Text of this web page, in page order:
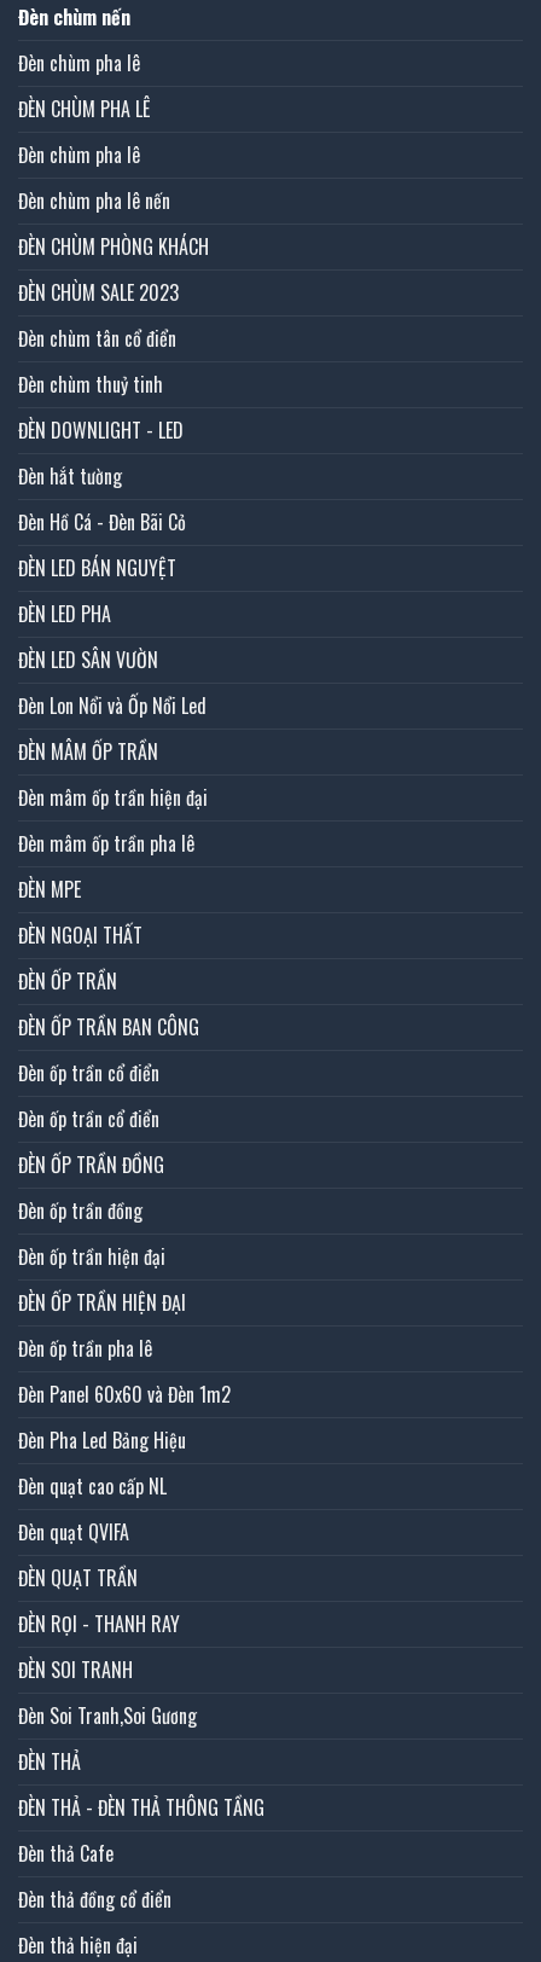
Đèn chùm nến
Đèn chùm pha lê
ĐÈN CHÙM PHA LÊ
Đèn chùm pha lê
Đèn chùm pha lê nến
ĐÈN CHÙM PHÒNG KHÁCH
ĐÈN CHÙM SALE 2023
Đèn chùm tân cổ điển
Đèn chùm thuỷ tinh
ĐÈN DOWNLIGHT - LED
Đèn hắt tường
Đèn Hồ Cá - Đèn Bãi Cỏ
ĐÈN LED BÁN NGUYỆT
ĐÈN LED PHA
ĐÈN LED SÂN VƯỜN
Đèn Lon Nổi và Ốp Nổi Led
ĐÈN MÂM ỐP TRẦN
Đèn mâm ốp trần hiện đại
Đèn mâm ốp trần pha lê
ĐÈN MPE
ĐÈN NGOẠI THẤT
ĐÈN ỐP TRẦN
ĐÈN ỐP TRẦN BAN CÔNG
Đèn ốp trần cổ điển
Đèn ốp trần cổ điển
ĐÈN ỐP TRẦN ĐỒNG
Đèn ốp trần đồng
Đèn ốp trần hiện đại
ĐÈN ỐP TRẦN HIỆN ĐẠI
Đèn ốp trần pha lê
Đèn Panel 60x60 và Đèn 1m2
Đèn Pha Led Bảng Hiệu
Đèn quạt cao cấp NL
Đèn quạt QVIFA
ĐÈN QUẠT TRẦN
ĐÈN RỌI - THANH RAY
ĐÈN SOI TRANH
Đèn Soi Tranh,Soi Gương
ĐÈN THẢ
ĐÈN THẢ - ĐÈN THẢ THÔNG TẦNG
Đèn thả Cafe
Đèn thả đồng cổ điển
Đèn thả hiện đại